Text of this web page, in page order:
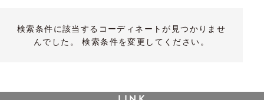
検索条件に該当するコーディネートが見つかりませ
んでした。 検索条件を変更してください。